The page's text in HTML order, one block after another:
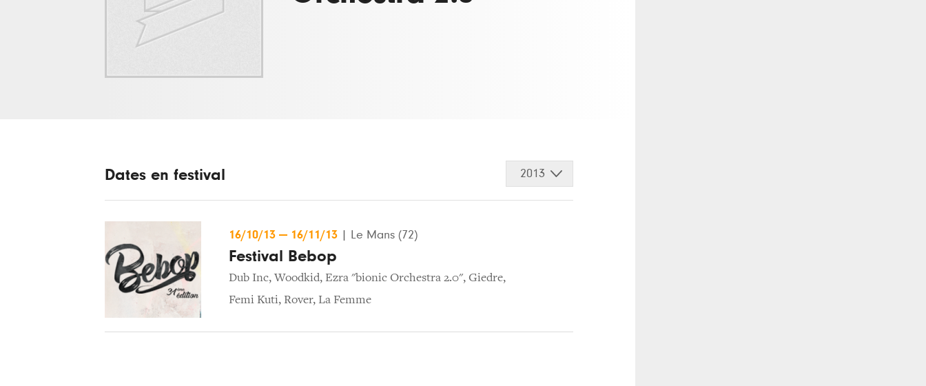
Dates en festival 2013
16/10/13 — 16/11/13 Le Mans (72)
Festival Bebop
Dub Inc,Woodkid, Ezra "bionic Orchestra 2.0", Giedre,
Femi Kuti, Rover, La Femme